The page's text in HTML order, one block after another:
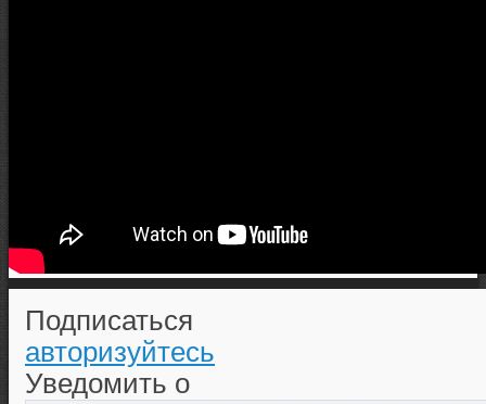
Подписаться
авторизуйтесь
Уведомить о